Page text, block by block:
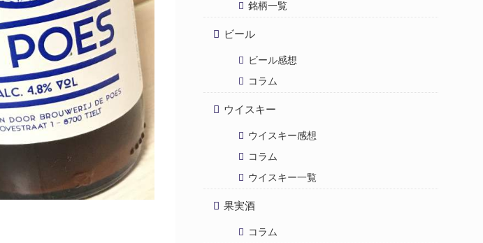
銘柄一覧
ビール
ビール感想
コラム
ウイスキー
ウイスキー感想
コラム
ウイスキー一覧
果実酒
コラム